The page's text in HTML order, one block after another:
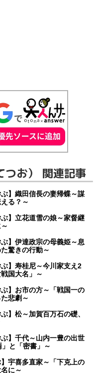
つお） 関連記事
ぶ】織田信長の妻帰蝶～謀
る？～
ぶ】立花道雪の娘～家督継
ぶ】伊達政宗の母義姫～息
驚きの行動～
ぶ】寿桂尼～今川家支え2
国大名」～
ぶ】お市の方～「戦国一の
悲劇～
】松～加賀百万石の礎、
ぶ】千代～山内一豊の出世
と「密書」～
】宇喜多直家～「下克上の
に～